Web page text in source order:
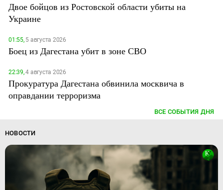
Двое бойцов из Ростовской области убиты на
Украине
01:55,5 августа 2026
Боец из Дагестана убит в зоне СВО
22:39,4 августа 2026
Прокуратура Дагестана обвинила москвича в
оправдании терроризма
ВСЕ СОБЫТИЯ ДНЯ
НОВОСТИ